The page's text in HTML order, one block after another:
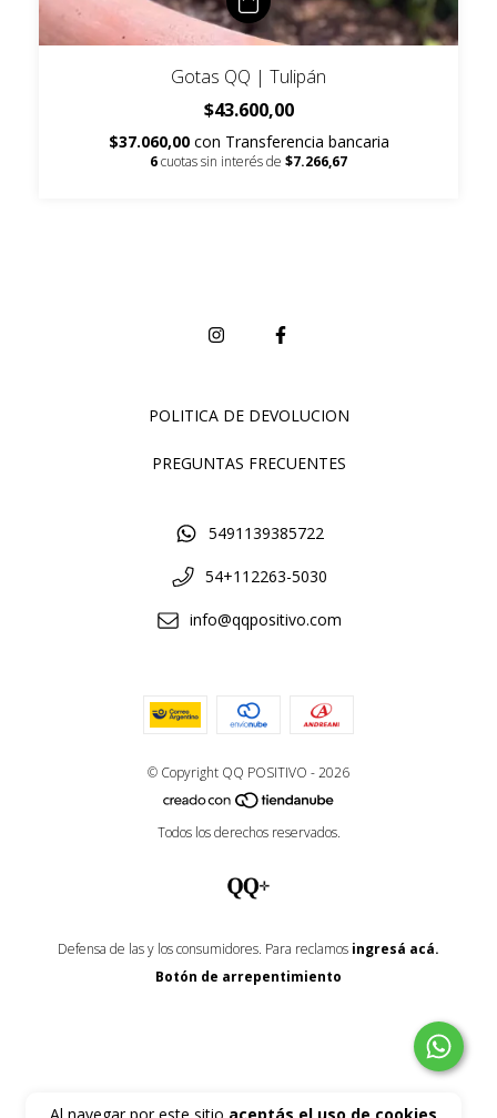
Gotas QQ | Tulipán
$43.600,00
$37.060,00 con Transferencia bancaria
6cuotas sin interés de $7.266,67
POLITICA DE DEVOLUCION
PREGUNTAS FRECUENTES
5491139385722
54+112263-5030
info@qqpositivo.com
© Copyright QQ POSITIVO - 2026
Todos los derechos reservados.
Defensa de las y los consumidores. Para reclamos ingresá acá.
Botón de arrepentimiento